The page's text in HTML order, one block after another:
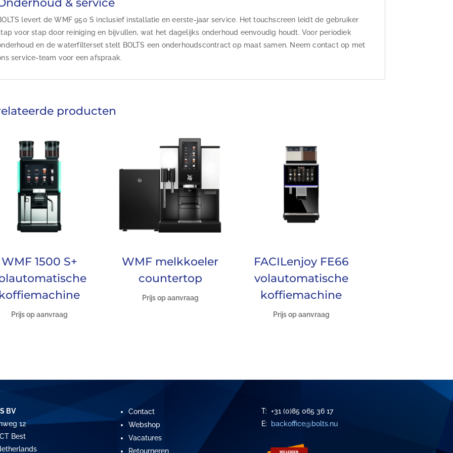
levert de WMF 950 S inclusief installatie en eerste-jaar service. Het touchscreen leidt de gebruiker
voor stap door reiniging en bijvullen, wat het dagelijks onderhoud eenvoudig houdt. Voor periodiek
en de waterfilterset stelt BOLTS een onderhoudscontract op maat samen. Neem contact op met
service-team voor een afspraak.
producten
WMF 1500 S+
Prijs op aanvraag
WMF melkkoeler
countertop
Prijs op aanvraag
FACILenjoy FE66
volautomatische
koffiemachine
Prijs op aanvraag
BV
12
Best
Contact
Webshop
Vacatures
Retourneren
T: +31 (0)85 065 36 17
E:
backoffice@bolts.nu